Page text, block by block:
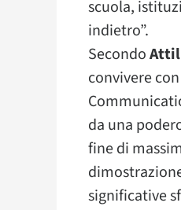
scuola,
indietro”.
Secondo
convivere
da una
fine di
significative